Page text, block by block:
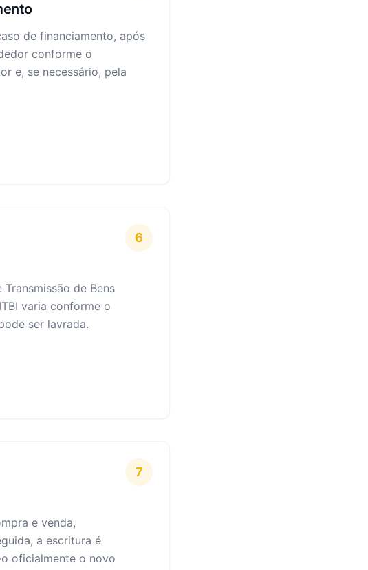
de financiamento, após
conforme o
e, se necessário, pela
6
de Bens
varia conforme o
ser lavrada.
7
e venda,
a escritura é
oficialmente o novo